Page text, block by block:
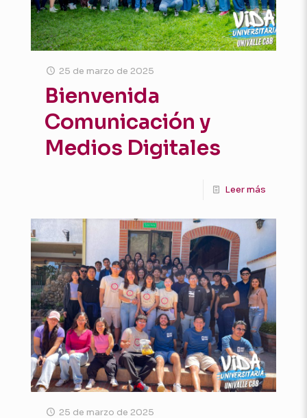
25 de marzo de 2025
Bienvenida
Comunicación y
Medios Digitales
Leer más
25 de marzo de 2025